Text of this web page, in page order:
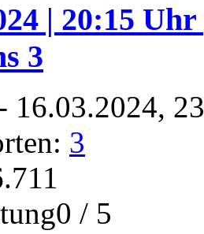
| 20:15
3
16.03.2024,
3
/ 5